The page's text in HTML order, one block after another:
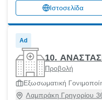
Ιστοσελίδα
Ad
10.
Προβολή
Εξωσωματική
Λαμπράκη Γρηγορίου